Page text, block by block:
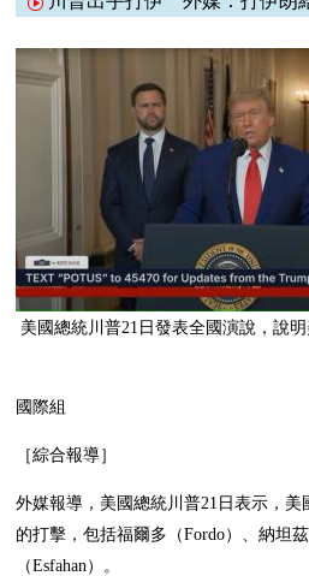
美國總統川普21日發表全國演說，說
國際組
［綜合報導］
外媒報導，美國總統川普21日表示，
的打擊，包括福爾多（Fordo）、納坦
（Esfahan）。